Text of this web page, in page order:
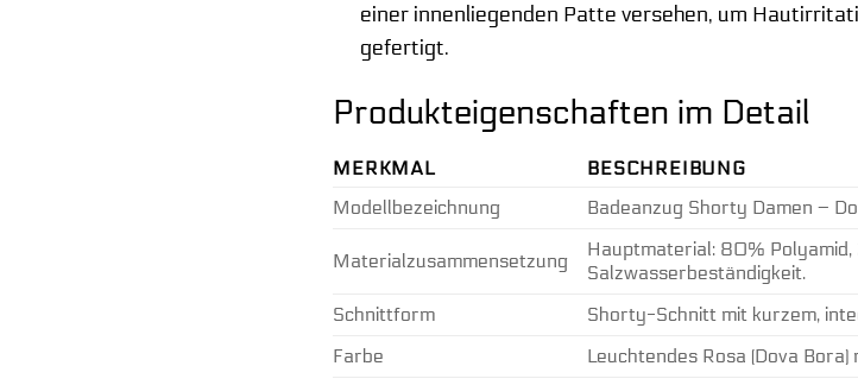
einer innenliegenden Patte versehen, um
gefertigt.
Produkteigenschaften im Detail
MERKMAL
BESCHREIBUNG
Modellbezeichnung
Badeanzug Shorty Damen –
Materialzusammensetzung
Hauptmaterial: 80%
Salzwasserbeständigkeit.
Schnittform
Shorty-Schnitt mit kurzem,
Farbe
Leuchtendes Rosa (Dova